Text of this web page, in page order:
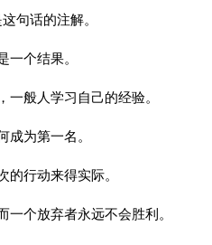
句话的注解。
个结果。
般人学习自己的经验。
为第一名。
行动来得实际。
个放弃者永远不会胜利。